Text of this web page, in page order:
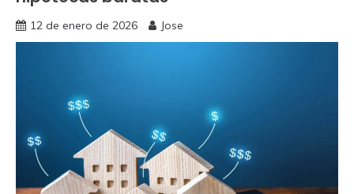
12 de enero de 2026 Jose